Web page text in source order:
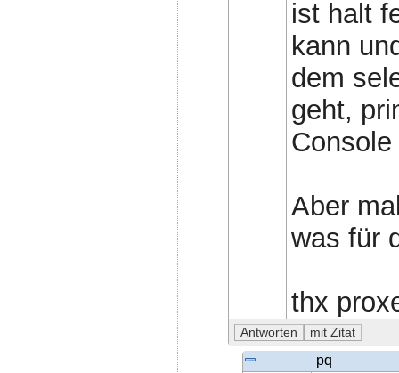
ist halt
kann
dem
geht,
Aber
was für
thx
pq